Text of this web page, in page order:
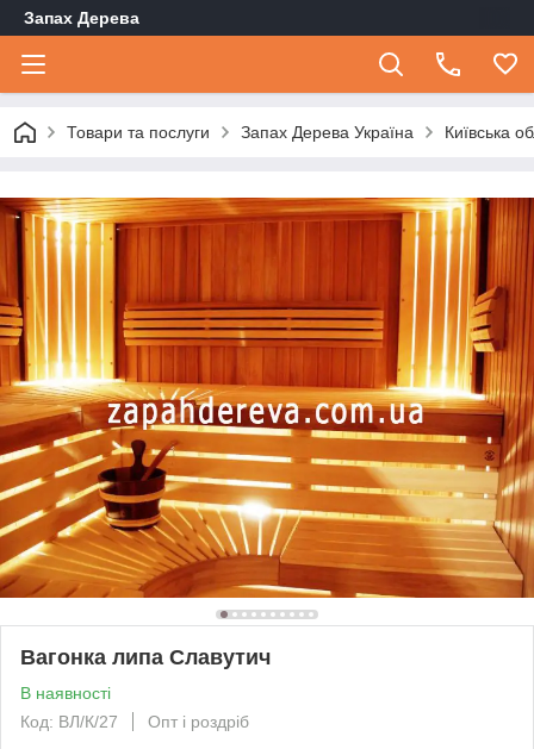
Запах Дерева
Товари та послуги Запах Дерева Україна Київська
Вагонка липа Славутич
В наявності
Код: ВЛ/К/27
Опт і роздріб